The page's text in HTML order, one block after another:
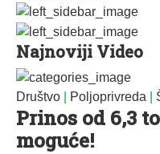
Najnoviji Video
Društvo Poljoprivreda
Prinos od 6,3
moguće!